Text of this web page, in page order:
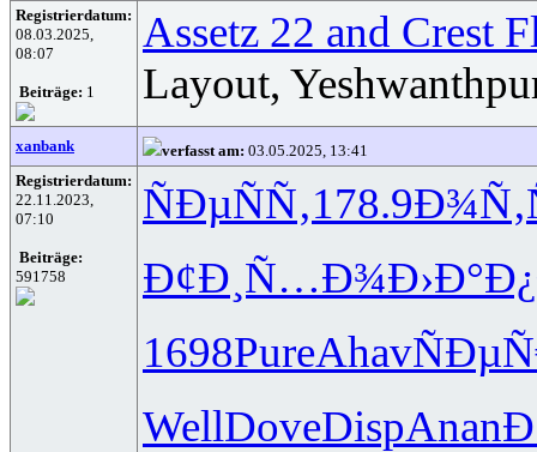
Registrierdatum:
08.03.2025,
08:07
Beiträge: 1
Assetz 22 and Crest
Layout,
xanbank verfasst am: 03.05.2025, 13:41
Registrierdatum:
22.11.2023,
07:10
Beiträge:
591758
ÑÐµÑÑ‚178.9
Ð¢Ð¸Ñ…Ð¾
1698PureAhav
WellDoveDispAnan